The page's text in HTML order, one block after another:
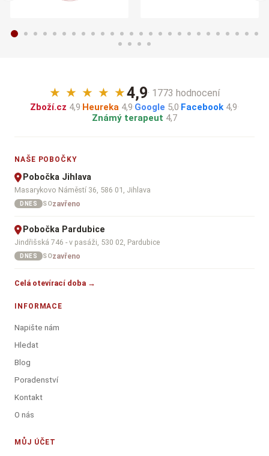
★ ★ ★ ★ ★4,9· 1773 hodnocení
Zboží.cz 4,9· Heureka 4,9·Google 5,0· Facebook 4,9·
Známý terapeut 4,7
NAŠE POBOČKY
Pobočka Jihlava
Masarykovo Náměstí 36, 586 01, Jihlava
DNES SOzavřeno
Pobočka Pardubice
Jindřišská 746 - v pasáži, 530 02, Pardubice
DNES SOzavřeno
Celá otevírací doba →
INFORMACE
Napište nám
Hledat
Blog
Poradenství
Kontakt
O nás
MŮJ ÚČET